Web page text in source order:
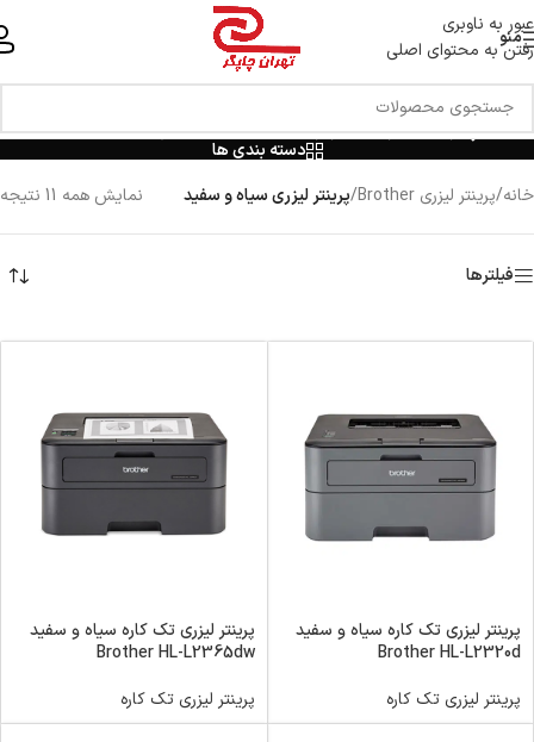
عبور به ناوبری
رفتن به محتوای اصلی
منو
پرینتر لیزری سیاه و سفید
دسته بندی ها
خانه/پرینتر لیزری Brother /پرینتر لیزری سیاه و سفید نمایش همه 11 نتیجه
فیلترها
پرینتر لیزری تک کاره سیاه و سفید
Brother HL-L2320d
پرینتر لیزری تک کاره
پرینتر لیزری تک کاره سیاه و سفید
Brother HL-L2365dw
پرینتر لیزری تک کاره